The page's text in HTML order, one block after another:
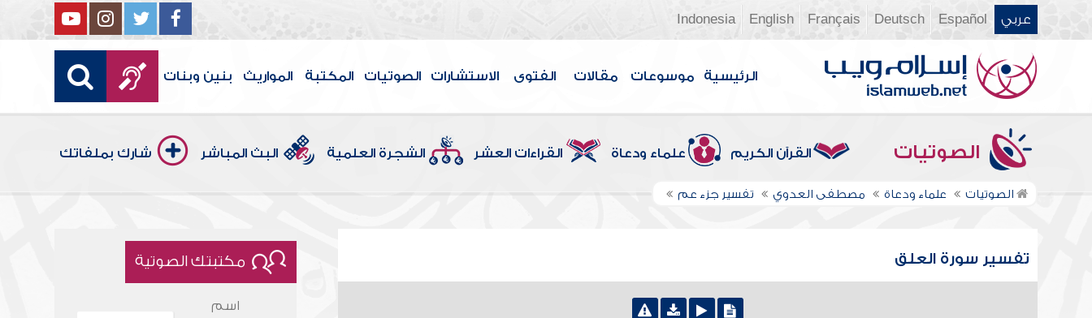
عربي Español
Deutsch
Français
English
Indonesia
الرئيسية موسوعات مقالات الفتوى الاستشارات الصوتيات المكتبة المواريث بنين وبنات
الصوتيات القرآن الكريم علماء ودعاة القراءات العشر الشجرة العلمية البث المباشر شارك بملفاتك
الصوتيات علماء ودعاة مصطفى العدوي تفسير جزء عم
تفسير سورة العلق مكتبتك الصوتية
اسم